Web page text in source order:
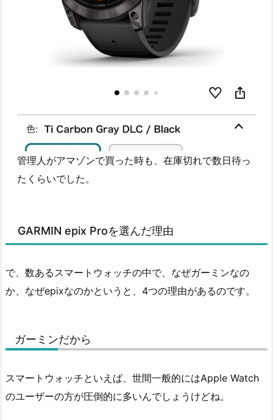
管理人がアマゾンで買った時も、在庫切れで数日待っ
たくらいでした。
GARMIN epix Proを選んだ理由
で、数あるスマートウォッチの中で、なぜガーミンなの
か、なぜepixなのかというと、4つの理由があるのです。
ガーミンだから
スマートウォッチといえば、世間一般的にはApple Watch
のユーザーの方が圧倒的に多いんでしょうけどね。